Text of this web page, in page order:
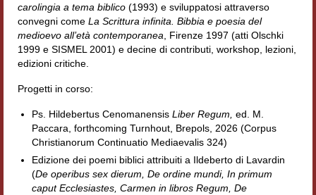
Hagiographica Coreana
Cultura medioevale
Scrittori Latini dell’Europa Medievale
Corpus Rhythmorum Musicum
Epistolografia
Comparatistica
Semicerchio
carolingia a tema biblico (1993) e sviluppatosi attraverso
convegni come La Scrittura infinita. Bibbia e poesia del
medioevo all’età contemporanea , Firenze 1997 (atti Olschki
1999 e SISMEL 2001) e decine di contributi, workshop, lezioni,
edizioni critiche.
Progetti in corso:
Ps. Hildebertus Cenomanensis Liber Regum, ed. M.
Paccara, forthcoming Turnhout, Brepols, 2026 (Corpus
Christianorum Continuatio Mediaevalis 324)
Edizione dei poemi biblici attribuiti a Ildeberto di Lavardin
(De operibus sex dierum, De ordine mundi, In primum
caput Ecclesiastes, Carmen in libros Regum, De